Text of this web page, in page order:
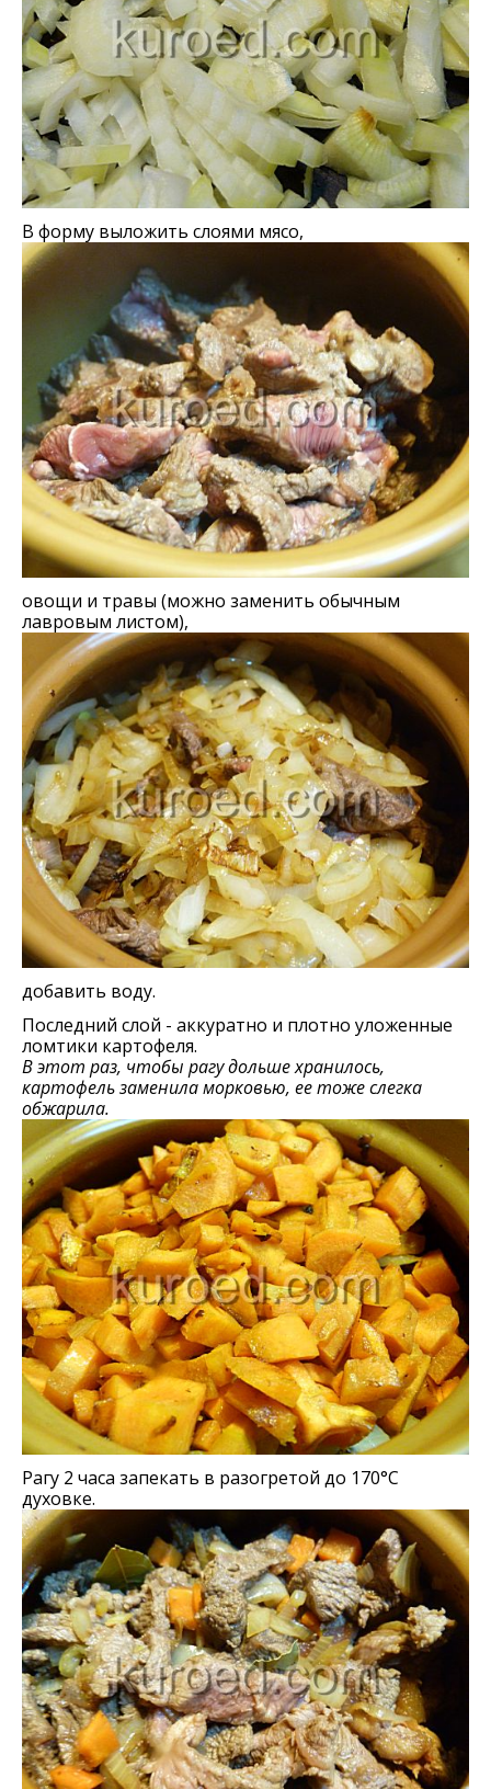
В форму выложить слоями мясо,
овощи и травы (можно заменить обычным
лавровым листом),
добавить воду.
Последний слой - аккуратно и плотно уложенные
ломтики картофеля.
В этот раз, чтобы рагу дольше хранилось,
картофель заменила морковью, ее тоже слегка
обжарила.
Рагу 2 часа запекать в разогретой до 170°C
духовке.